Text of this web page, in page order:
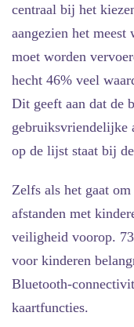
centraal bij het
aangezien het
moet worden
hecht 46% veel
Dit geeft aan dat de
gebruiksvriendelijke
op de lijst staat bij
Zelfs als het gaat
afstanden met
veiligheid voorop.
voor kinderen
Bluetooth-
kaartfuncties.